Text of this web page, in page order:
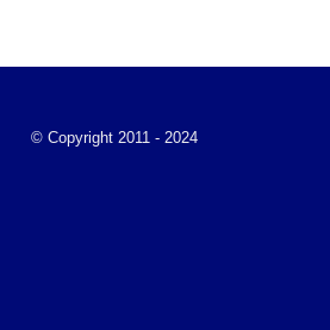
© Copyright 2011 - 2024